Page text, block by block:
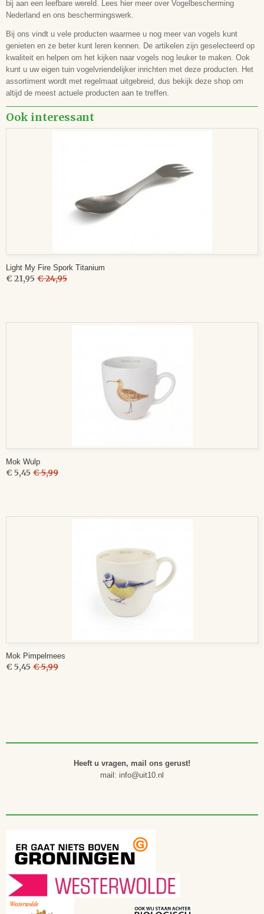
bij aan een leefbare wereld. Lees hier meer over Vogelbescherming
Nederland en ons beschermingswerk.
Bij ons vindt u vele producten waarmee u nog meer van vogels kunt
genieten en ze beter kunt leren kennen. De artikelen zijn geselecteerd op
kwaliteit en helpen om het kijken naar vogels nog leuker te maken. Ook
kunt u uw eigen tuin vogelvriendelijker inrichten met deze producten. Het
assortiment wordt met regelmaat uitgebreid, dus bekijk deze shop om
altijd de meest actuele producten aan te treffen.
Ook interessant
Light My Fire Spork Titanium
€ 21,95 € 24,95
Mok Wulp
€ 5,45 € 5,99
Mok Pimpelmees
€ 5,45 € 5,99
Heeft u vragen, mail ons gerust!
mail: info@uit10.nl